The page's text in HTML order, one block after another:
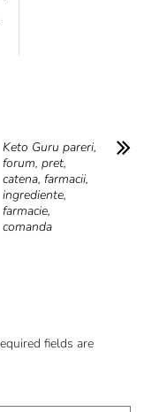
Keto Guru pareri,
forum, pret,
catena, farmacii,
ingrediente,
farmacie,
comanda
fields are